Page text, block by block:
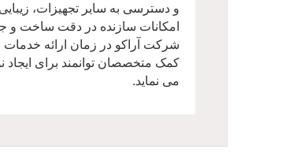
و دسترسی به سایر تجهیزات،
امکانات سازنده در دقت ساخت و
شرکت آراکو در زمان ارائه
کمک متخصصان توانمند برای
می نماید.